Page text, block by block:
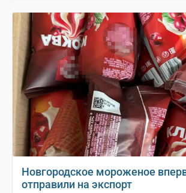
Новгородское мороженое
отправили на экспорт